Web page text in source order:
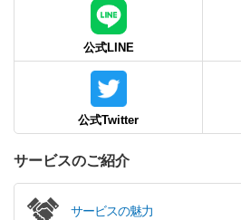
公式LINE
公式Twitter
サービスのご紹介
サービスの魅力